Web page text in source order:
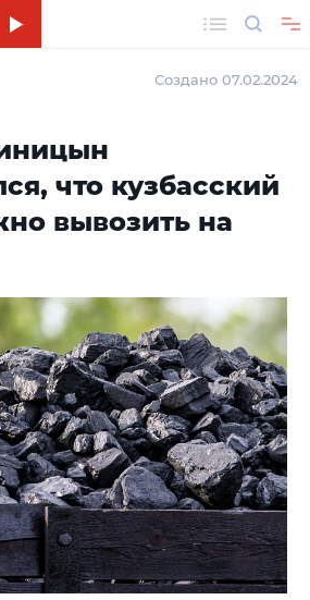
Создано 07.02.2024
что кузбасский
вывозить на